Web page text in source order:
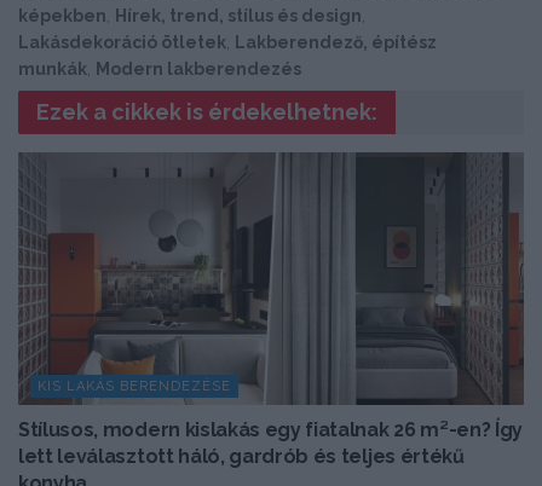
képekben Hírek, trend, stílus és design
Lakásdekoráció ötletek Lakberendező, építész
munkák Modern lakberendezés
Ezek a cikkek is érdekelhetnek:
KIS LAKÁS BERENDEZÉSE
Stílusos, modern kislakás egy fiatalnak 26 m²-en? Így
lett leválasztott háló, gardrób és teljes értékű